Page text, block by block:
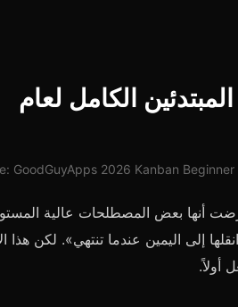
الكامل لعام
GoodGuyApps 2026 Kanban
أنها بعض المصطلحات عالية
إلى اليمين عندما تنتهي». لكن هذا
أولاً.